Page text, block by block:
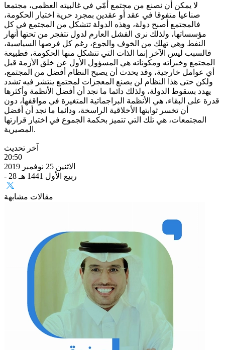
لا يمكن أن نصنع من مجتمع أمّي في غالبيته العظمى، مجتمعا
صناعيا متفوقا في عقد أو عقدين بمجرد حرية اختيار الحكومة،
فالمجتمع أصبح دولة، وهذه الدولة تتشكل من المجتمع في كل
مؤسساتها، ولذلك نرى الفشل العارم لدول تتفجر من تحتها أنهار
النفط وهي تهلك من الخوف والجوع، رغم كل فرصها السياسية،
فالسبب ليس الآخر إنما الذات التي تتشكل منها الحكومة، فطبيعة
المجتمع وخبراته ومكوناته هي المسؤول الأول عن خلق الأزمة قبل
أي عوامل خارجية، وقد يحدث أن يصبح النظام أفضل من المجتمع،
ولكن حتى هذا النظام لن يصنع المعجزات لمجتمع ينتشر فيه تشدد
يهدد بسقوط الدولة، ولذلك دائما ما نجد أن أفضل الأنظمة وأكثرها
قدرة على البقاء، هي الأنظمة البراجماتية المتغيرة في مواقفها، دون
أن تخسر ثوابتها الأخلاقية الراسخة، ودائما ما نجد أن أفضل
المجتمعات، هي تلك التي تتميز بحكمة الجموع في اختيار قرارتها
المصيرية.
آخر تحديث
20:50
الاثنين 25 نوفمبر 2019
- 28 ربيع الأول 1441 هـ
مقالات مشابهة